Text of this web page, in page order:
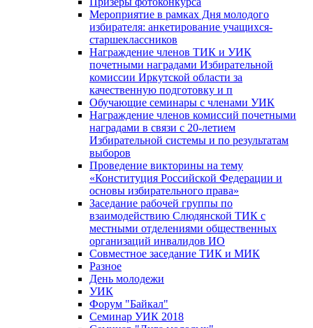
Мероприятие в рамках Дня молодого
избирателя: анкетирование учащихся-
старшеклассников
Награждение членов ТИК и УИК
почетными наградами Избирательной
комиссии Иркутской области за
качественную подготовку и п
Обучающие семинары с членами УИК
Награждение членов комиссий почетными
наградами в связи с 20-летием
Избирательной системы и по результатам
выборов
Проведение викторины на тему
«Конституция Российской Федерации и
основы избирательного права»
Заседание рабочей группы по
взаимодействию Слюдянской ТИК с
местными отделениями общественных
организаций инвалидов ИО
Совместное заседание ТИК и МИК
Разное
День молодежи
УИК
Форум "Байкал"
Семинар УИК 2018